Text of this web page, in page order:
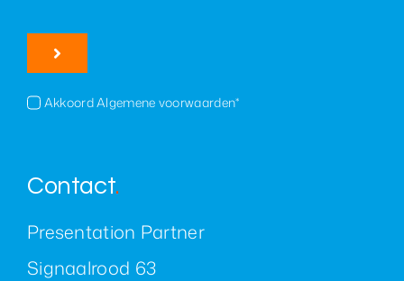
Akkoord Algemene voorwaarden*
Contact.
Presentation Partner
Signaalrood 63